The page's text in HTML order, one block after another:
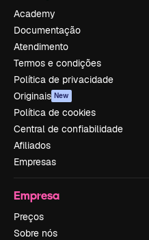
Academy
Documentação
Atendimento
Termos e condições
Política de privacidade
Originais New
Política de cookies
Central de confiabilidade
Afiliados
Empresas
Empresa
Preços
Sobre nós